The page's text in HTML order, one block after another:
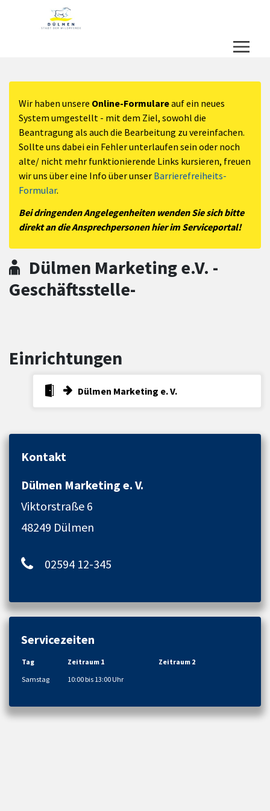
Zum Header
Zum Hauptinhalt
Zum Footer
Zum Hauptinhalt springen
Wir haben unsere Online-Formulareauf ein neues
System umgestellt - mit dem Ziel, sowohl die
Beantragung als auch die Bearbeitung zu vereinfachen.
Sollte uns dabei ein Fehler unterlaufen sein oder noch
alte/ nicht mehr funktionierende Links kursieren, freuen
wir uns über eine Info über unser Barrierefreiheits-
Formular.
Bei dringenden Angelegenheiten wenden Sie sich bitte
direkt an die Ansprechpersonen hier im Serviceportal!
Dülmen Marketing e.V. -
Geschäftsstelle-
Einrichtungen
Dülmen Marketing e. V.
Kontakt
Dülmen Marketing e. V.
Viktorstraße 6
48249 Dülmen
02594 12-345
Servicezeiten
Tag Zeitraum 1
Zeitraum 2
Samstag
10:00 bis 13:00 Uhr